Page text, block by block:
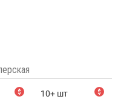
$ 10+ шт $